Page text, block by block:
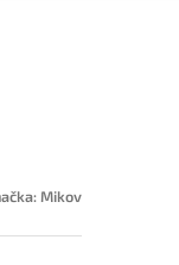
Mikov